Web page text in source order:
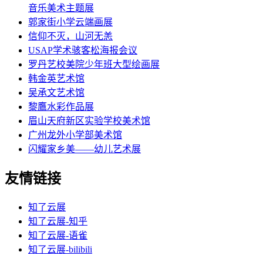
音乐美术主题展
郭家街小学云端画展
信仰不灭，山河无恙
USAP学术骇客松海报会议
罗丹艺校美院少年班大型绘画展
韩金英艺术馆
吴承文艺术馆
黎鷹水彩作品展
眉山天府新区实验学校美术馆
广州龙外小学部美术馆
闪耀家乡美——幼儿艺术展
友情链接
知了云展
知了云展-知乎
知了云展-语雀
知了云展-bilibili